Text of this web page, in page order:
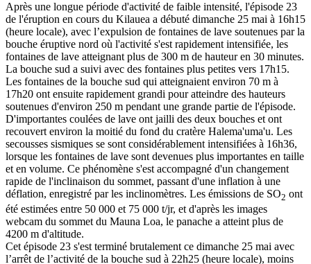
Après une longue période d'activité de faible intensité, l'épisode 23
de l'éruption en cours du Kilauea a débuté dimanche 25 mai à 16h15
(heure locale), avec l’expulsion de fontaines de lave soutenues par la
bouche éruptive nord où l'activité s'est rapidement intensifiée, les
fontaines de lave atteignant plus de 300 m de hauteur en 30 minutes.
La bouche sud a suivi avec des fontaines plus petites vers 17h15.
Les fontaines de la bouche sud qui atteignaient environ 70 m à
17h20 ont ensuite rapidement grandi pour atteindre des hauteurs
soutenues d'environ 250 m pendant une grande partie de l'épisode.
D'importantes coulées de lave ont jailli des deux bouches et ont
recouvert environ la moitié du fond du cratère Halema'uma'u. Les
secousses sismiques se sont considérablement intensifiées à 16h36,
lorsque les fontaines de lave sont devenues plus importantes en taille
et en volume. Ce phénomène s'est accompagné d'un changement
rapide de l'inclinaison du sommet, passant d'une inflation à une
déflation, enregistré par les inclinomètres. Les émissions de SO2 ont
été estimées entre 50 000 et 75 000 t/jr, et d'après les images
webcam du sommet du Mauna Loa, le panache a atteint plus de
4200 m d'altitude.
Cet épisode 23 s'est terminé brutalement ce dimanche 25 mai avec
l’arrêt de l’activité de la bouche sud à 22h25 (heure locale), moins